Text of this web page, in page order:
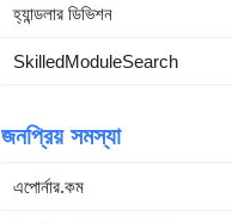
হ্যান্ডলার ডিভিশন
SkilledModuleSearch
জনপ্রিয় সমস্যা
এপোর্নার.কম